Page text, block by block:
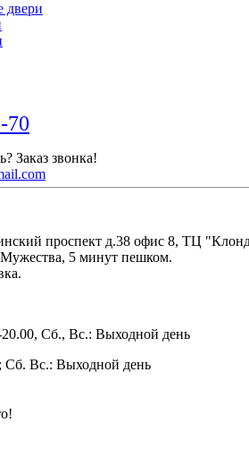
двери
70
Заказ звонка!
проспект д.38 офис 8, ТЦ
5 минут пешком.
Сб., Вс.: Выходной день
Сб. Вс.: Выходной день